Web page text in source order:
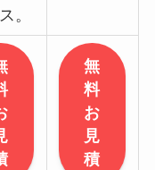
。
無
料
お
見
積